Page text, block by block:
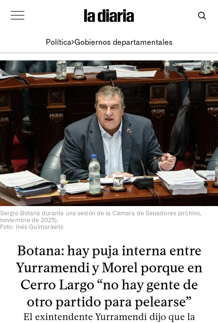
Política Gobiernos departamentales
Sergio Botana durante una sesión de la Cámara de Senadores (archivo,
noviembre de 2025).
Foto: Inés Guimaraens
Botana: hay puja interna entre
Yurramendi y Morel porque en
Cerro Largo “no hay gente de
otro partido para pelearse”
El exintendente Yurramendi dijo que la